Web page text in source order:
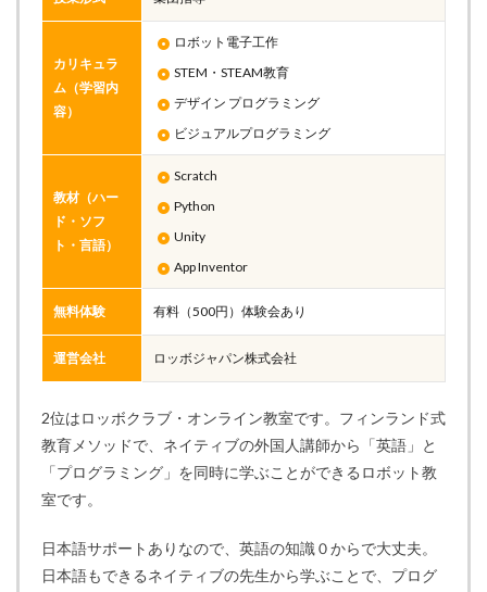
カリキュラ
ム（学習内
容）
ロボット電子工作
STEM・STEAM教育
デザイン プログラミング
ビジュアルプログラミング
教材（ハー
ド・ソフ
ト・言語）
Scratch
Python
Unity
App Inventor
無料体験 有料（500円）体験会あり
運営会社 ロッボジャパン株式会社
2位はロッボクラブ・オンライン教室です。フィンランド式
教育メソッドで、ネイティブの外国人講師から「英語」と
「プログラミング」を同時に学ぶことができるロボット教
室です。
日本語サポートありなので、英語の知識０からで大丈夫。
日本語もできるネイティブの先生から学ぶことで、プログ